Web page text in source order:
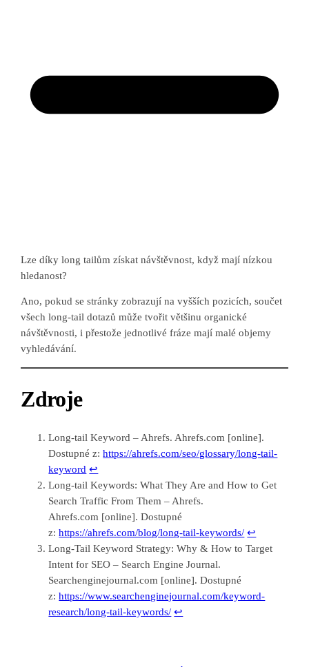
Lze díky long tailům získat návštěvnost, když mají nízkou
hledanost?
Ano, pokud se stránky zobrazují na vyšších pozicích, součet
všech long-tail dotazů může tvořit většinu organické
návštěvnosti, i přestože jednotlivé fráze mají malé objemy
vyhledávání.
Zdroje
Long-tail Keyword – Ahrefs. Ahrefs.com [online].
Dostupné z:https://ahrefs.com/seo/glossary/long-tail-
keyword ↩︎
Long-tail Keywords: What They Are and How to Get
Search Traffic From Them – Ahrefs.
Ahrefs.com [online]. Dostupné
z:https://ahrefs.com/blog/long-tail-keywords/ ↩︎
Long-Tail Keyword Strategy: Why & How to Target
Intent for SEO – Search Engine Journal.
Searchenginejournal.com [online]. Dostupné
z:https://www.searchenginejournal.com/keyword-
research/long-tail-keywords/ ↩︎